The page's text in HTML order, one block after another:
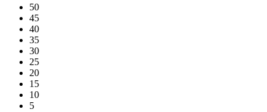
50
45
40
35
30
25
20
15
10
5